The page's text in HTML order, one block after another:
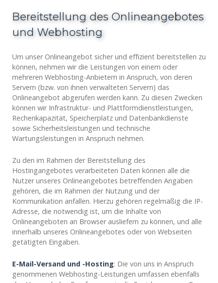
Bereitstellung des Onlineangebotes
und Webhosting
Um unser Onlineangebot sicher und effizient bereitstellen zu
können, nehmen wir die Leistungen von einem oder
mehreren Webhosting-Anbietern in Anspruch, von deren
Servern (bzw. von ihnen verwalteten Servern) das
Onlineangebot abgerufen werden kann. Zu diesen Zwecken
können wir Infrastruktur- und Plattformdienstleistungen,
Rechenkapazität, Speicherplatz und Datenbankdienste
sowie Sicherheitsleistungen und technische
Wartungsleistungen in Anspruch nehmen.
Zu den im Rahmen der Bereitstellung des
Hostingangebotes verarbeiteten Daten können alle die
Nutzer unseres Onlineangebotes betreffenden Angaben
gehören, die im Rahmen der Nutzung und der
Kommunikation anfallen. Hierzu gehören regelmäßig die IP-
Adresse, die notwendig ist, um die Inhalte von
Onlineangeboten an Browser ausliefern zu können, und alle
innerhalb unseres Onlineangebotes oder von Webseiten
getätigten Eingaben.
E-Mail-Versand und -Hosting: Die von uns in Anspruch
genommenen Webhosting-Leistungen umfassen ebenfalls